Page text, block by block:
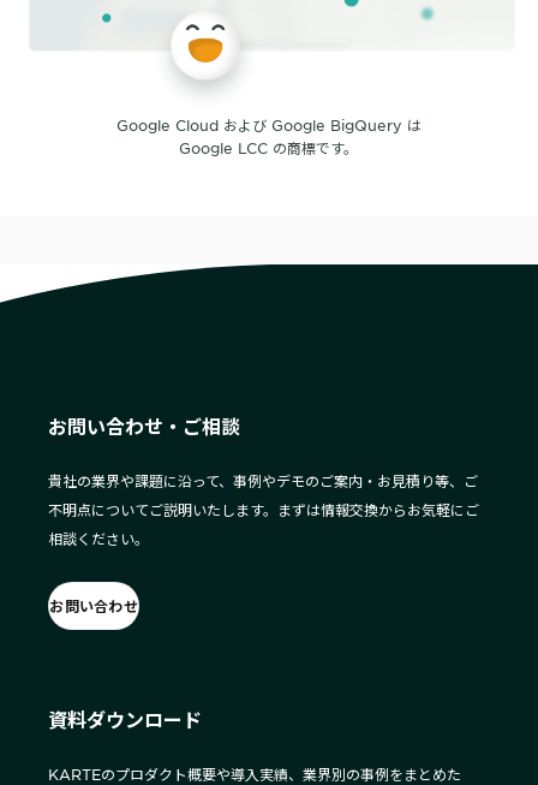
Google Cloud および Google BigQuery は
Google LCC の商標です。
お問い合わせ・ご相談
貴社の業界や課題に沿って、事例やデモのご案内・お見積り等、ご
不明点についてご説明いたします。まずは情報交換からお気軽にご
相談ください。
お問い合わせ
資料ダウンロード
KARTEのプロダクト概要や導入実績、業界別の事例をまとめた